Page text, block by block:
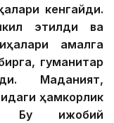
кенгайди.
этилди ва
амалга
гуманитар
Маданият,
ҳамкорлик
Бу ижобий